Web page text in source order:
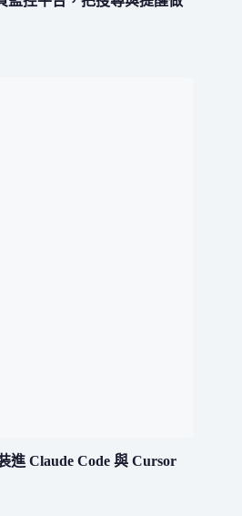
進 Claude Code 與 Cursor